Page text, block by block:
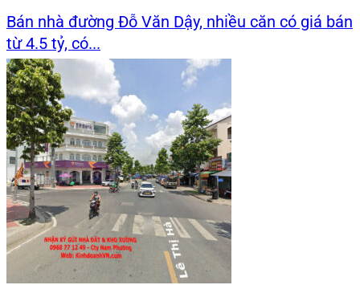
Bán nhà đường Đỗ Văn Dậy, nhiều căn có giá bán
từ 4.5 tỷ, có...